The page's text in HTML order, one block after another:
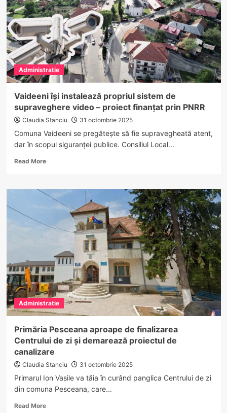
de
sport
modernizat
lângă
școală:
suprafață
sintetică,
nocturnă
și
Administratie
Vaideeni își instalează propriul sistem de
supraveghere video – proiect finanțat prin PNRR
Claudia Stanciu 31 octombrie 2025
Comuna Vaideeni se pregătește să fie supravegheată atent,
dar în scopul siguranței publice. Consiliul Local...
Read MoreRead
Vaideeni
își
instalează
propriul
sistem
video
–
proiect
finanțat
prin
PNRR
Administratie
Primăria Pesceana aproape de finalizarea
Centrului de zi și demarează proiectul de
canalizare
Claudia Stanciu 31 octombrie 2025
Primarul Ion Vasile va tăia în curând panglica Centrului de zi
din comuna Pesceana, care...
Read MoreRead